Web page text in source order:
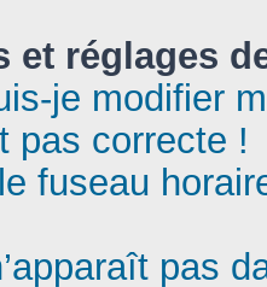
et réglages
je modifier
pas correcte !
fuseau
pas